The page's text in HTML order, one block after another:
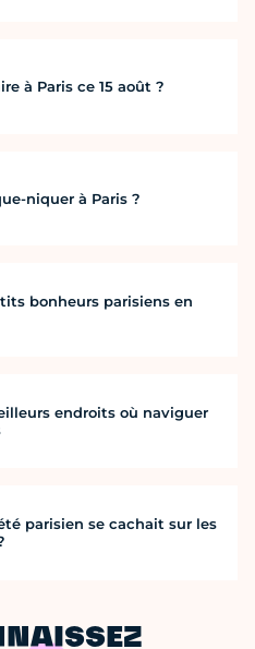
à Paris ce 15 août ?
niquer à Paris ?
bonheurs parisiens en
endroits où naviguer
parisien se cachait sur les